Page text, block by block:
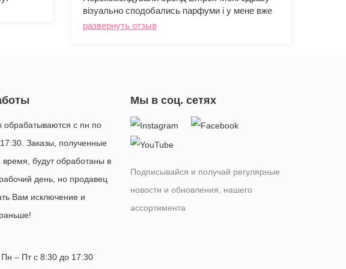
Аромати якісні, стійкі, клієнти залишилися
задоволені, тому продажі пішли дуже добре.
обрабатываются с пн по
Заказы, полученные
время, будут обработаны в
день, но продавец
Вам исключение и
Пн – Пт с 8:30 до 17:30
Мы в соц. сетях
Подписывайся и получай регулярные
новости и обновления, нашего
ассортимента